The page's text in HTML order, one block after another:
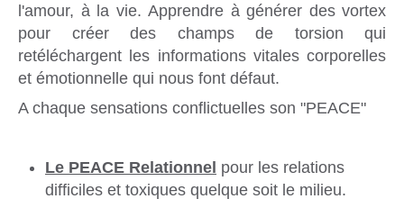
l'amour, à la vie. Apprendre à générer des vortex
pour créer des champs de torsion qui
retéléchargent les informations vitales corporelles
et émotionnelle qui nous font défaut.
A chaque sensations conflictuelles son "PEACE"
Le PEACE Relationnel pour les relations
difficiles et toxiques quelque soit le milieu.